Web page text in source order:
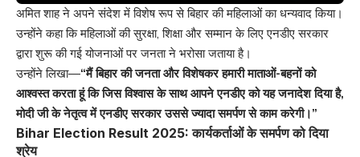
अमित शाह ने अपने संदेश में विशेष रूप से बिहार की महिलाओं का धन्यवाद किया।
उन्होंने कहा कि महिलाओं की सुरक्षा, शिक्षा और सम्मान के लिए एनडीए सरकार
द्वारा शुरू की गई योजनाओं पर जनता ने भरोसा जताया है।
उन्होंने लिखा—“मैं बिहार की जनता और विशेषकर हमारी माताओं-बहनों को
आश्वस्त करता हूं कि जिस विश्वास के साथ आपने एनडीए को यह जनादेश दिया है,
मोदी जी के नेतृत्व में एनडीए सरकार उससे ज्यादा समर्पण से काम करेगी।”
Bihar Election Result 2025: कार्यकर्ताओं के समर्पण को दिया
श्रेय